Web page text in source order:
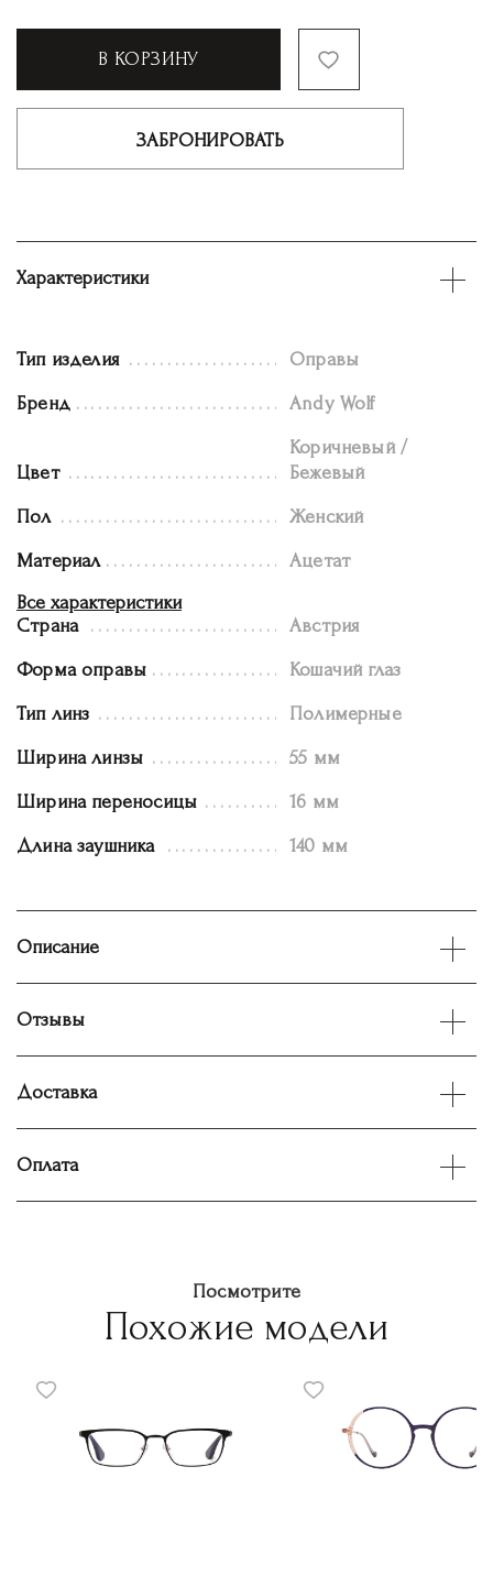
В КОРЗИНУ
ЗАБРОНИРОВАТЬ
Характеристики
Тип изделия Оправы
Бренд Andy Wolf
Цвет
Коричневый /
Бежевый
Пол Женский
Материал
Ацетат
Все характеристики
Страна
Австрия
Форма оправы Кошачий глаз
Тип линз Полимерные
Ширина линзы 55 мм
Ширина переносицы 16 мм
Длина заушника 140 мм
Описание
Отзывы
Доставка
Оплата
Посмотрите
Похожие модели